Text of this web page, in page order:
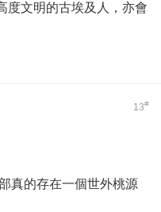
度文明的古埃及人，亦會
13#
真的存在一個世外桃源